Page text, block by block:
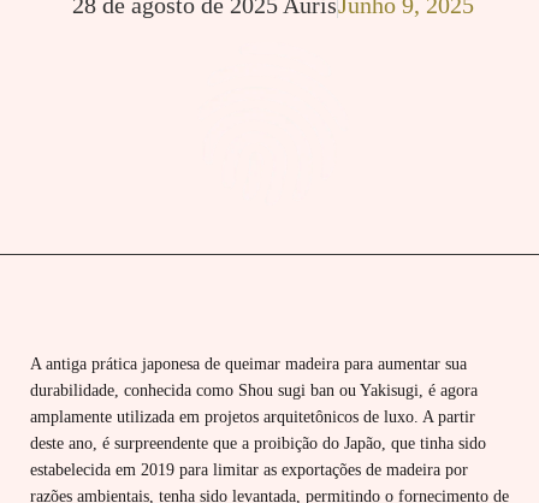
A antiga prática japonesa de queimar madeira para aumentar sua
durabilidade, conhecida como Shou sugi ban ou Yakisugi, é agora
amplamente utilizada em projetos arquitetônicos de luxo. A partir
deste ano, é surpreendente que a proibição do Japão, que tinha sido
estabelecida em 2019 para limitar as exportações de madeira por
razões ambientais, tenha sido levantada, permitindo o fornecimento de